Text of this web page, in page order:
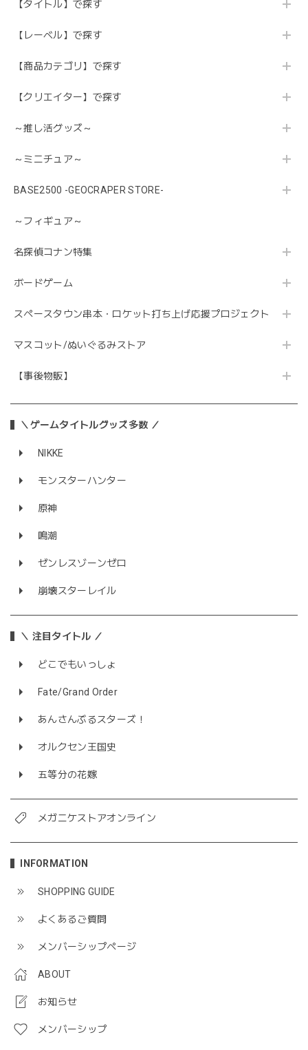
【タイトル】で探す
【レーベル】で探す
【商品カテゴリ】で探す
【クリエイター】で探す
～推し活グッズ～
～ミニチュア～
BASE2500 -GEOCRAPER STORE-
～フィギュア～
名探偵コナン特集
ボードゲーム
スペースタウン串本・ロケット打ち上げ応援プロジェクト
マスコット/ぬいぐるみストア
【事後物販】
＼ゲームタイトルグッズ多数 ／
NIKKE
モンスターハンター
原神
鳴潮
ゼンレスゾーンゼロ
崩壊スターレイル
＼ 注目タイトル ／
どこでもいっしょ
Fate/Grand Order
あんさんぶるスターズ！
オルクセン王国史
五等分の花嫁
メガニケストアオンライン
INFORMATION
SHOPPING GUIDE
よくあるご質問
メンバーシップページ
ABOUT
お知らせ
メンバーシップ